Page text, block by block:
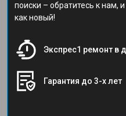
поиски – обратитесь к нам,
как новый!
Экспрес1 ремонт в
Гарантия до 3-х лет